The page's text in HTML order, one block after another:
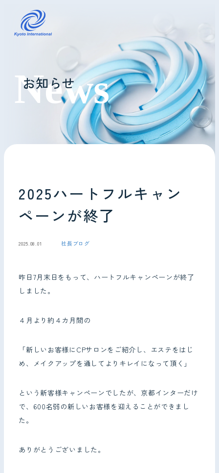
コインランドリーレンタル
ホテル様へ
掃除・メンテナンス
会社情報
お問い合わせ
お知らせ
2025ハートフルキャン
ペーンが終了
2025.08.01 社長ブログ
昨日7月末日をもって、ハートフルキャンペーンが終了
しました。
４月より約４カ月間の
「新しいお客様にCPサロンをご紹介し、エステをはじ
め、メイクアップを通してよりキレイになって頂く」
という新客様キャンペーンでしたが、京都インターだけ
で、600名弱の新しいお客様を迎えることができまし
た。
ありがとうございました。